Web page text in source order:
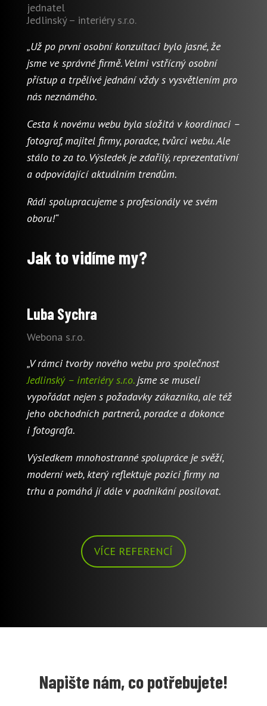
jednatel
Jedlinský – interiéry s.r.o.
„Už po první osobní konzultaci bylo jasné, že
jsme ve správné firmě. Velmi vstřícný osobní
přístup a trpělivé jednání vždy s vysvětlením pro
nás neznámého.
Cesta k novému webu byla složitá v koordinaci –
fotograf, majitel firmy, poradce, tvůrci webu. Ale
stálo to za to. Výsledek je zdařilý, reprezentativní
a odpovídající aktuálním trendům.
Rádi spolupracujeme s profesionály ve svém
oboru!“
Jak to vidíme my?
Luba Sychra
Webona s.r.o.
„V rámci tvorby nového webu pro společnost
Jedlinský – interiéry s.r.o.jsme se museli
vypořádat nejen s požadavky zákazníka, ale též
jeho obchodních partnerů, poradce a dokonce
i fotografa.
Výsledkem mnohostranné spolupráce je svěží,
moderní web, který reflektuje pozici firmy na
trhu a pomáhá jí dále v podnikání posilovat.
VÍCE REFERENCÍ
Napište nám, co potřebujete!